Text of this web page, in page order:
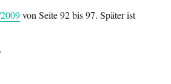
von Seite 92 bis 97. Später ist